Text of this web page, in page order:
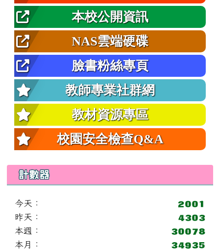
本校公開資訊
NAS雲端硬碟
臉書粉絲專頁
教師專業社群網
教材資源專區
校園安全檢查Q&A
計數器
今天：
昨天：
本週：
本月：